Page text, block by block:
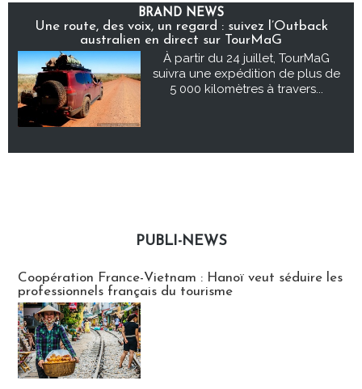
BRAND NEWS
Une route, des voix, un regard : suivez l’Outback
australien en direct sur TourMaG
À partir du 24 juillet, TourMaG
suivra une expédition de plus de
5 000 kilomètres à travers...
PUBLI-NEWS
Coopération France-Vietnam : Hanoï veut séduire les
professionnels français du tourisme